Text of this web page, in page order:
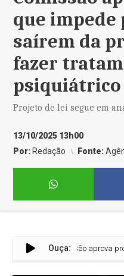
que impede
saírem da
fazer
psiquiátrico
Projeto de lei segue em
13/10/2025 13h00
Por: Redação Fonte:
Ouça:
Comissão aprova